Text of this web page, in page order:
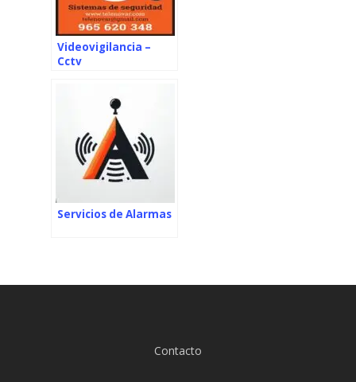
Videovigilancia –
Cctv
Servicios de Alarmas
Contacto